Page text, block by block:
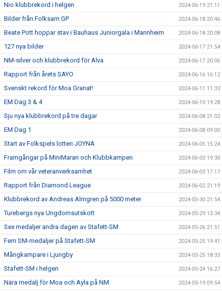
Nio klubbrekord i helgen 2024-06-19 21:11
Bilder från Folksam GP 2024-06-18 20:46
Beate Pott hoppar stav i Bauhaus Juniorgala i Mannheim 2024-06-18 20:08
127 nya bilder 2024-06-17 21:54
NM-silver och klubbrekord för Alva 2024-06-17 20:06
Rapport från årets SAYO 2024-06-16 16:12
Svenskt rekord för Moa Granat! 2024-06-11 11:33
EM Dag 3 & 4 2024-06-10 19:28
Sju nya klubbrekord på tre dagar 2024-06-08 21:02
EM Dag 1 2024-06-08 09:00
Start av Folkspels lotteri JOYNA 2024-06-05 15:24
Framgångar på MiniMaran och Klubbkampen 2024-06-03 19:30
Film om vår veteranverksamhet 2024-06-03 17:17
Rapport från Diamond League 2024-06-02 21:19
Klubbrekord av Andreas Almgren på 5000 meter 2024-05-30 21:54
Turebergs nya Ungdomsutskott 2024-05-29 13:34
Sex medaljer andra dagen av Stafett-SM 2024-05-26 21:51
Fem SM-medaljer på Stafett-SM 2024-05-25 19:41
Mångkampare i Ljungby 2024-05-25 18:33
Stafett-SM i helgen 2024-05-24 16:27
Nära medalj för Moa och Ayla på NM 2024-05-19 09:54